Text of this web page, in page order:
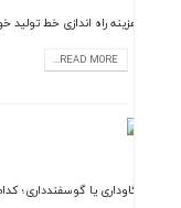
هزینه راه اندازی خط تولید
READ MORE...
گاوداری یا گوسفندداری؛